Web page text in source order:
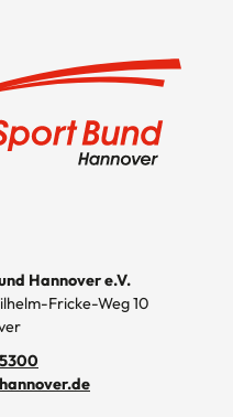
Hannover e.V.
Fricke-Weg 10